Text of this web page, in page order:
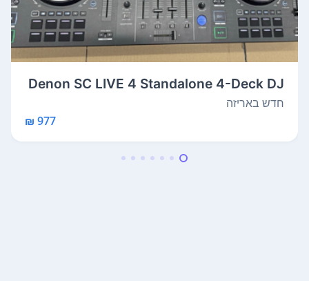
Denon SC LIVE 4 Standalone 4-Deck DJ
Sys...
חדש באריזה
977 ₪